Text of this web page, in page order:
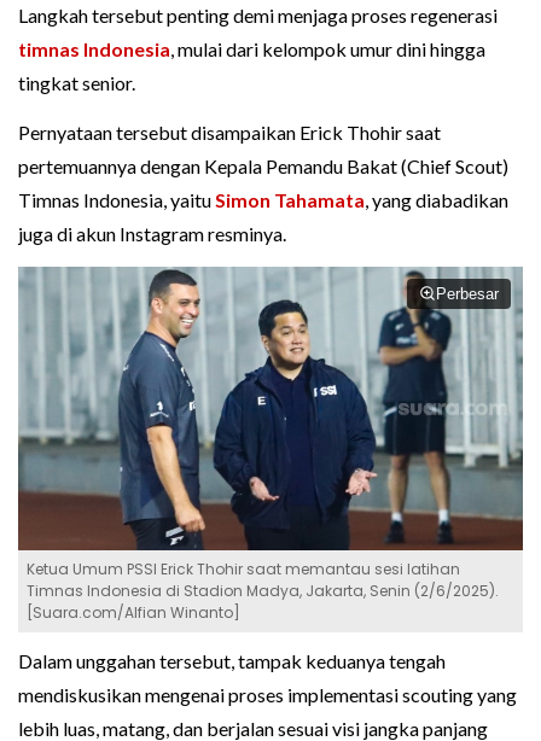
Langkah tersebut penting demi menjaga proses regenerasi
timnas Indonesia, mulai dari kelompok umur dini hingga
tingkat senior.
Pernyataan tersebut disampaikan Erick Thohir saat
pertemuannya dengan Kepala Pemandu Bakat (Chief Scout)
Timnas Indonesia, yaituSimon Tahamata, yang diabadikan
juga di akun Instagram resminya.
Perbesar
Ketua Umum PSSI Erick Thohir saat memantau sesi latihan
Timnas Indonesia di Stadion Madya, Jakarta, Senin (2/6/2025).
[Suara.com/Alfian Winanto]
Dalam unggahan tersebut, tampak keduanya tengah
mendiskusikan mengenai proses implementasi scouting yang
lebih luas, matang, dan berjalan sesuai visi jangka panjang